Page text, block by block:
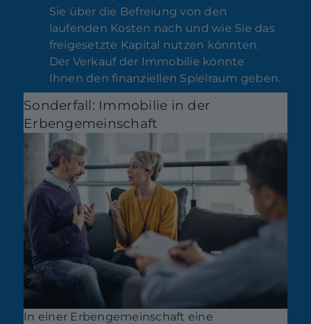
Sie über die Befreiung von den
laufenden Kosten nach und wie Sie das
freigesetzte Kapital nutzen könnten.
Der Verkauf der Immobilie könnte
Ihnen den finanziellen Spielraum geben.
Sonderfall: Immobilie in der
Erbengemeinschaft
In einer Erbengemeinschaft eine